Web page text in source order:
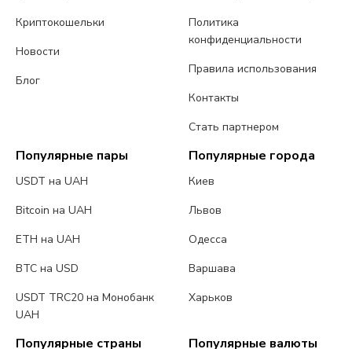
Криптокошельки
Новости
Блог
Политика
конфиденциальности
Правила использования
Контакты
Стать партнером
Популярные пары
USDT на UAH
Bitcoin на UAH
ETH на UAH
BTC на USD
USDT TRC20 на Монобанк
UAH
Популярные города
Киев
Львов
Одесса
Варшава
Харьков
Популярные страны Популярные валюты